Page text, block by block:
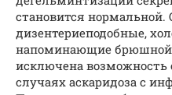
становится
дизентериеподобные,
напоминающие
исключена возможность
случаях аскаридоза с